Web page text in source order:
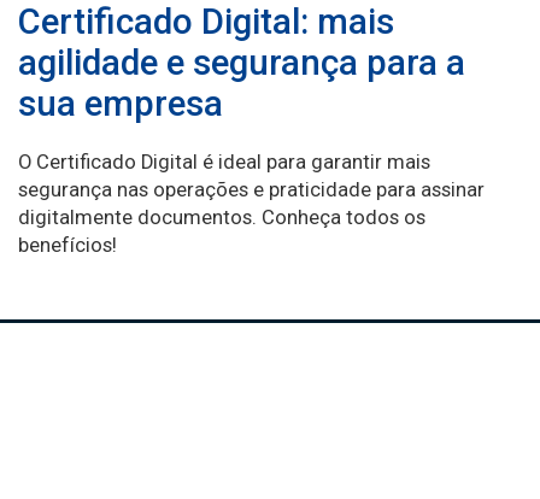
Certificado Digital: mais
agilidade e segurança para a
sua empresa
O Certificado Digital é ideal para garantir mais
segurança nas operações e praticidade para assinar
digitalmente documentos. Conheça todos os
benefícios!